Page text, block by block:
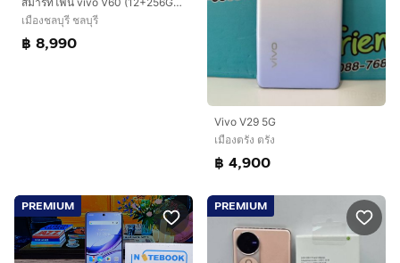
เมืองชลบุรี ชลบุรี
฿ 8,990
Vivo V29 5G
เมืองตรัง ตรัง
฿ 4,900
PREMIUM PREMIUM